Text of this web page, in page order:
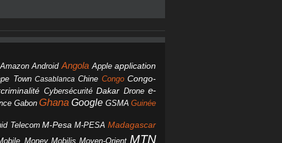
Amazon Android Angola Apple application
Town Casablanca Chine Congo Congo-
Cybersécurité Dakar Drone e-
Gabon Ghana Google GSMA Guinée
Telecom M-Pesa M-PESA Madagascar
Money Mobilis Moyen-Orient MTN